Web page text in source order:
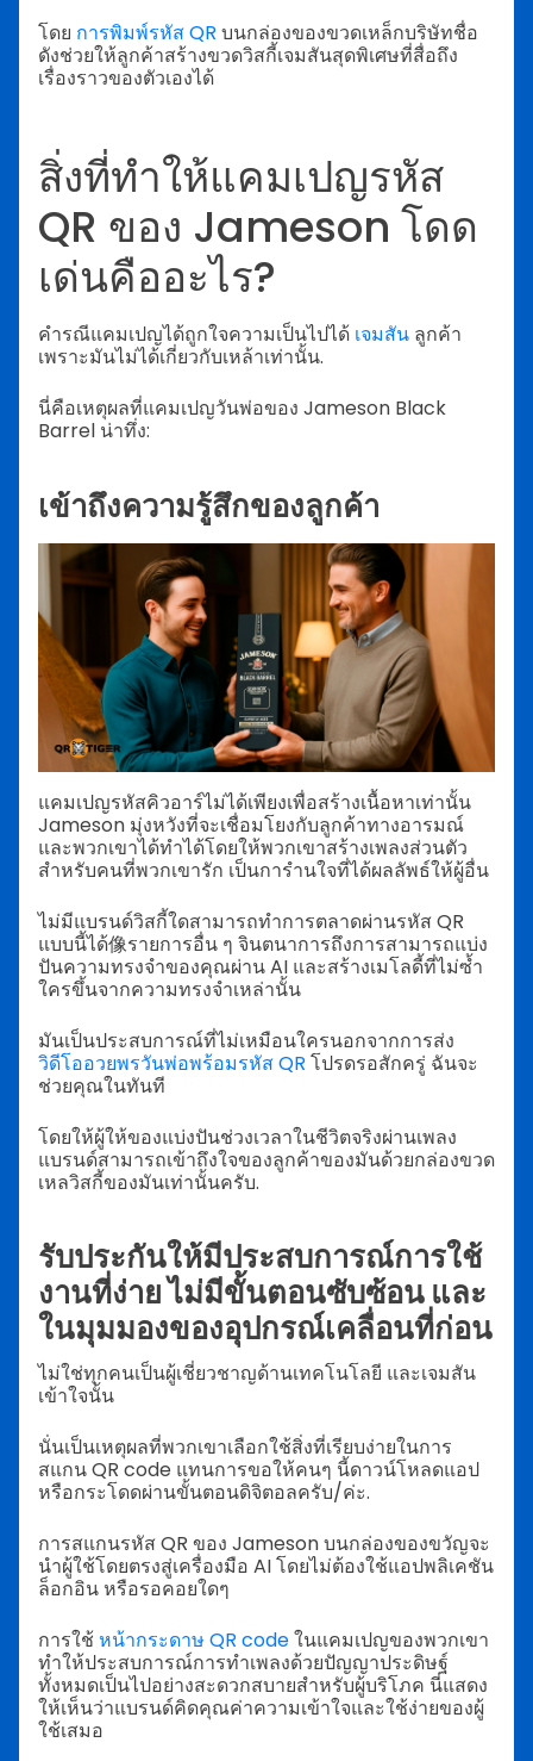
โดย การพิมพ์รหัส QR บนกล่องของขวดเหล็กบริษัทชื่อ
ดังช่วยให้ลูกค้าสร้างขวดวิสกี้เจมสันสุดพิเศษที่สื่อถึง
เรื่องราวของตัวเองได้
สิ่งที่ทำให้แคมเปญรหัส
QR ของ Jameson โดด
เด่นคืออะไร?
คำรณีแคมเปญได้ถูกใจความเป็นไปได้ เจมสัน ลูกค้า
เพราะมันไม่ได้เกี่ยวกับเหล้าเท่านั้น.
นี่คือเหตุผลที่แคมเปญวันพ่อของ Jameson Black
Barrel น่าทึ่ง:
เข้าถึงความรู้สึกของลูกค้า
แคมเปญรหัสคิวอาร์ไม่ได้เพียงเพื่อสร้างเนื้อหาเท่านั้น
Jameson มุ่งหวังที่จะเชื่อมโยงกับลูกค้าทางอารมณ์
และพวกเขาได้ทำได้โดยให้พวกเขาสร้างเพลงส่วนตัว
สำหรับคนที่พวกเขารัก เป็นการำนใจที่ได้ผลลัพธ์ให้ผู้อื่น
ไม่มีแบรนด์วิสกี้ใดสามารถทำการตลาดผ่านรหัส QR
แบบนี้ได้像รายการอื่น ๆ จินตนาการถึงการสามารถแบ่ง
ปันความทรงจำของคุณผ่าน AI และสร้างเมโลดี้ที่ไม่ซ้ำ
ใครขึ้นจากความทรงจำเหล่านั้น
มันเป็นประสบการณ์ที่ไม่เหมือนใครนอกจากการส่ง
วิดีโออวยพรวันพ่อพร้อมรหัส QR โปรดรอสักครู่ ฉันจะ
ช่วยคุณในทันที
โดยให้ผู้ให้ของแบ่งปันช่วงเวลาในชีวิตจริงผ่านเพลง
แบรนด์สามารถเข้าถึงใจของลูกค้าของมันด้วยกล่องขวด
เหลวิสกี้ของมันเท่านั้นครับ.
รับประกันให้มีประสบการณ์การใช้
งานที่ง่าย ไม่มีขั้นตอนซับซ้อน และ
ในมุมมองของอุปกรณ์เคลื่อนที่ก่อน
ไม่ใช่ทุกคนเป็นผู้เชี่ยวชาญด้านเทคโนโลยี และเจมสัน
เข้าใจนั้น
นั่นเป็นเหตุผลที่พวกเขาเลือกใช้สิ่งที่เรียบง่ายในการ
สแกน QR code แทนการขอให้คนๆ นี้ดาวน์โหลดแอป
หรือกระโดดผ่านขั้นตอนดิจิตอลครับ/ค่ะ.
การสแกนรหัส QR ของ Jameson บนกล่องของขวัญจะ
นำผู้ใช้โดยตรงสู่เครื่องมือ AI โดยไม่ต้องใช้แอปพลิเคชัน
ล็อกอิน หรือรอคอยใดๆ
การใช้หน้ากระดาษ QR codeในแคมเปญของพวกเขา
ทำให้ประสบการณ์การทำเพลงด้วยปัญญาประดิษฐ์
ทั้งหมดเป็นไปอย่างสะดวกสบายสำหรับผู้บริโภค นี่แสดง
ให้เห็นว่าแบรนด์คิดคุณค่าความเข้าใจและใช้ง่ายของผู้
ใช้เสมอ